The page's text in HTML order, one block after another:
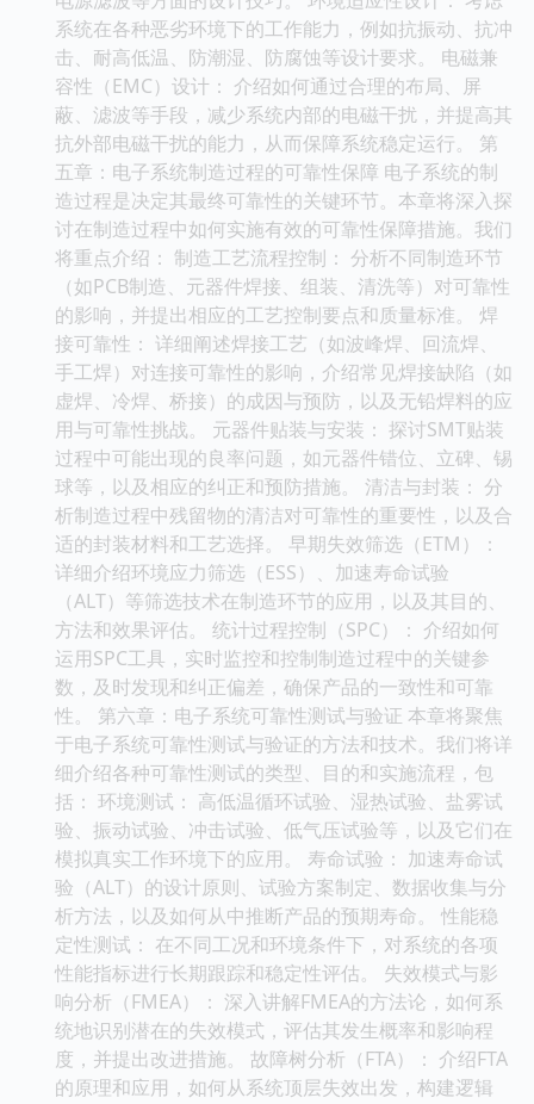
系统在各种恶劣环境下的工作能力，例如抗振动、抗冲
击、耐高低温、防潮湿、防腐蚀等设计要求。 电磁兼
容性（EMC）设计： 介绍如何通过合理的布局、屏
蔽、滤波等手段，减少系统内部的电磁干扰，并提高其
抗外部电磁干扰的能力，从而保障系统稳定运行。 第
五章：电子系统制造过程的可靠性保障 电子系统的制
造过程是决定其最终可靠性的关键环节。本章将深入探
讨在制造过程中如何实施有效的可靠性保障措施。我们
将重点介绍： 制造工艺流程控制： 分析不同制造环节
（如PCB制造、元器件焊接、组装、清洗等）对可靠性
的影响，并提出相应的工艺控制要点和质量标准。 焊
接可靠性： 详细阐述焊接工艺（如波峰焊、回流焊、
手工焊）对连接可靠性的影响，介绍常见焊接缺陷（如
虚焊、冷焊、桥接）的成因与预防，以及无铅焊料的应
用与可靠性挑战。 元器件贴装与安装： 探讨SMT贴装
过程中可能出现的良率问题，如元器件错位、立碑、锡
球等，以及相应的纠正和预防措施。 清洁与封装： 分
析制造过程中残留物的清洁对可靠性的重要性，以及合
适的封装材料和工艺选择。 早期失效筛选（ETM）：
详细介绍环境应力筛选（ESS）、加速寿命试验
（ALT）等筛选技术在制造环节的应用，以及其目的、
方法和效果评估。 统计过程控制（SPC）： 介绍如何
运用SPC工具，实时监控和控制制造过程中的关键参
数，及时发现和纠正偏差，确保产品的一致性和可靠
性。 第六章：电子系统可靠性测试与验证 本章将聚焦
于电子系统可靠性测试与验证的方法和技术。我们将详
细介绍各种可靠性测试的类型、目的和实施流程，包
括： 环境测试： 高低温循环试验、湿热试验、盐雾试
验、振动试验、冲击试验、低气压试验等，以及它们在
模拟真实工作环境下的应用。 寿命试验： 加速寿命试
验（ALT）的设计原则、试验方案制定、数据收集与分
析方法，以及如何从中推断产品的预期寿命。 性能稳
定性测试： 在不同工况和环境条件下，对系统的各项
性能指标进行长期跟踪和稳定性评估。 失效模式与影
响分析（FMEA）： 深入讲解FMEA的方法论，如何系
统地识别潜在的失效模式，评估其发生概率和影响程
度，并提出改进措施。 故障树分析（FTA）： 介绍FTA
的原理和应用，如何从系统顶层失效出发，构建逻辑